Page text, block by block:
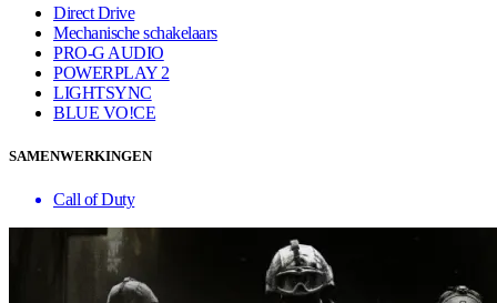
Direct Drive
Mechanische schakelaars
PRO-G AUDIO
POWERPLAY 2
LIGHTSYNC
BLUE VO!CE
SAMENWERKINGEN
Call of Duty